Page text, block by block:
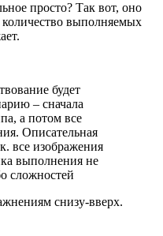
просто? Так вот, оно
количество выполняемых
будет
– сначала
а потом все
Описательная
все изображения
выполнения не
сложностей
снизу-вверх.